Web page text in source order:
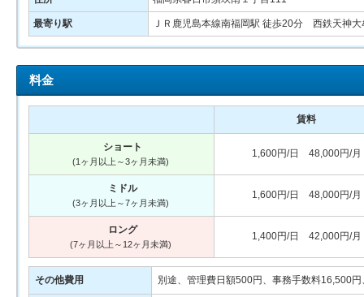
最寄り駅 ＪＲ鹿児島本線南福岡駅 徒歩20分 西鉄天神
料金
賃料
ショート
(1ヶ月以上～3ヶ月未満)
1,600円/日 48,000円/月
ミドル
(3ヶ月以上～7ヶ月未満)
1,600円/日 48,000円/月
ロング
(7ヶ月以上～12ヶ月未満)
1,400円/日 42,000円/月
その他費用 別途、管理費日額500円、事務手数料16,500